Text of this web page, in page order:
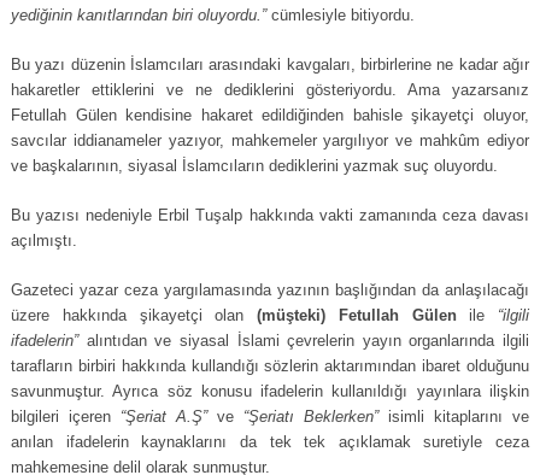
yediğinin kanıtlarından biri oluyordu.” cümlesiyle bitiyordu.
Bu yazı düzenin İslamcıları arasındaki kavgaları, birbirlerine ne kadar ağır
hakaretler ettiklerini ve ne dediklerini gösteriyordu. Ama yazarsanız
Fetullah Gülen kendisine hakaret edildiğinden bahisle şikayetçi oluyor,
savcılar iddianameler yazıyor, mahkemeler yargılıyor ve mahkûm ediyor
ve başkalarının, siyasal İslamcıların dediklerini yazmak suç oluyordu.
Bu yazısı nedeniyle Erbil Tuşalp hakkında vakti zamanında ceza davası
açılmıştı.
Gazeteci yazar ceza yargılamasında yazının başlığından da anlaşılacağı
üzere hakkında şikayetçi olan(müşteki) Fetullah Gülenile “ilgili
ifadelerin” alıntıdan ve siyasal İslami çevrelerin yayın organlarında ilgili
tarafların birbiri hakkında kullandığı sözlerin aktarımından ibaret olduğunu
savunmuştur. Ayrıca söz konusu ifadelerin kullanıldığı yayınlara ilişkin
bilgileri içeren “Şeriat A.Ş”ve “Şeriatı Beklerken” isimli kitaplarını ve
anılan ifadelerin kaynaklarını da tek tek açıklamak suretiyle ceza
mahkemesine delil olarak sunmuştur.